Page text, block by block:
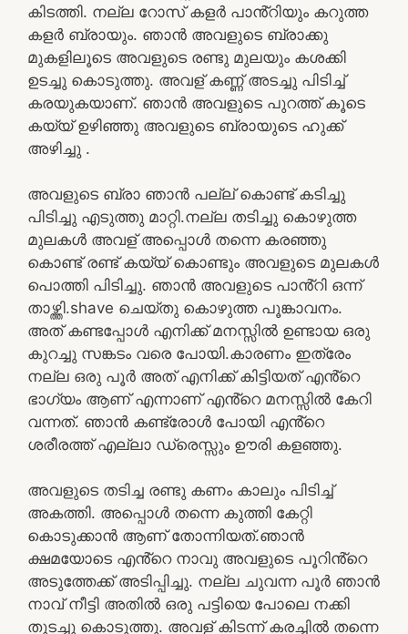
കിടത്തി. നല്ല റോസ് കളർ പാൻ്റിയും കറുത്ത
കളർ ബ്രായും. ഞാൻ അവളുടെ ബ്രാക്കു
മുകളിലൂടെ അവളുടെ രണ്ടു മുലയും കശക്കി
ഉടച്ചു കൊടുത്തു. അവള് കണ്ണ് അടച്ചു പിടിച്ച്
കരയുകയാണ്. ഞാൻ അവളുടെ പുറത്ത് കൂടെ
കയ്യ് ഉഴിഞ്ഞു അവളുടെ ബ്രായുടെ ഹുക്ക്
അഴിച്ചു .
അവളുടെ ബ്രാ ഞാൻ പല്ല് കൊണ്ട് കടിച്ചു
പിടിച്ചു എടുത്തു മാറ്റി.നല്ല തടിച്ചു കൊഴുത്ത
മുലകൾ അവള് അപ്പൊൾ തന്നെ കരഞ്ഞു
കൊണ്ട് രണ്ട് കയ്യ് കൊണ്ടും അവളുടെ മുലകൾ
പൊത്തി പിടിച്ചു. ഞാൻ അവളുടെ പാൻ്റി ഒന്ന്
താഴ്ത്തി.shave ചെയ്തു കൊഴുത്ത പൂങ്കാവനം.
അത് കണ്ടപ്പോൾ എനിക്ക് മനസ്സിൽ ഉണ്ടായ ഒരു
കുറച്ചു സങ്കടം വരെ പോയി.കാരണം ഇത്രേം
നല്ല ഒരു പൂർ അത് എനിക്ക് കിട്ടിയത് എൻ്റെ
ഭാഗ്യം ആണ് എന്നാണ് എൻ്റെ മനസ്സിൽ കേറി
വന്നത്. ഞാൻ കണ്ട്രോൾ പോയി എൻ്റെ
ശരീരത്ത് എല്ലാ ഡ്രെസ്സും ഊരി കളഞ്ഞു.
അവളുടെ തടിച്ച രണ്ടു കണം കാലും പിടിച്ച്
അകത്തി. അപ്പൊൾ തന്നെ കുത്തി കേറ്റി
കൊടുക്കാൻ ആണ് തോന്നിയത്.ഞാൻ
ക്ഷമയോടെ എൻ്റെ നാവു അവളുടെ പൂറിൻ്റെ
അടുത്തേക്ക് അടിപ്പിച്ചു. നല്ല ചുവന്ന പൂർ ഞാൻ
നാവ് നീട്ടി അതിൽ ഒരു പട്ടിയെ പോലെ നക്കി
തുടച്ചു കൊടുത്തു. അവള് കിടന്ന് കരച്ചിൽ തന്നെ